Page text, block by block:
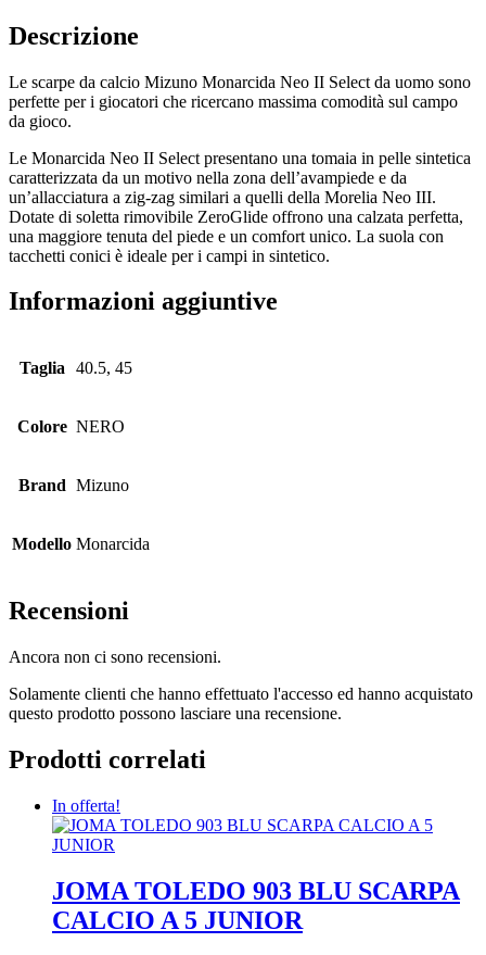
Descrizione
Le scarpe da calcio Mizuno Monarcida Neo II Select da uomo sono
perfette per i giocatori che ricercano massima comodità sul campo
da gioco.
Le Monarcida Neo II Select presentano una tomaia in pelle sintetica
caratterizzata da un motivo nella zona dell’avampiede e da
un’allacciatura a zig-zag similari a quelli della Morelia Neo III.
Dotate di soletta rimovibile ZeroGlide offrono una calzata perfetta,
una maggiore tenuta del piede e un comfort unico. La suola con
tacchetti conici è ideale per i campi in sintetico.
Informazioni aggiuntive
Taglia 40.5, 45
Colore NERO
Brand Mizuno
Modello Monarcida
Recensioni
Ancora non ci sono recensioni.
Solamente clienti che hanno effettuato l'accesso ed hanno acquistato
questo prodotto possono lasciare una recensione.
Prodotti correlati
In offerta!
JOMA TOLEDO 903 BLU SCARPA
CALCIO A 5 JUNIOR